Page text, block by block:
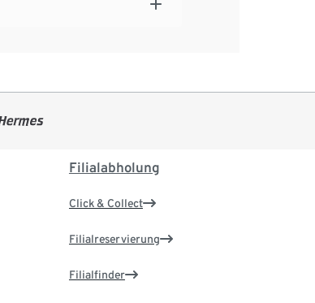
Filialabholung
Click & Collect
Filialreservierung
Filialfinder